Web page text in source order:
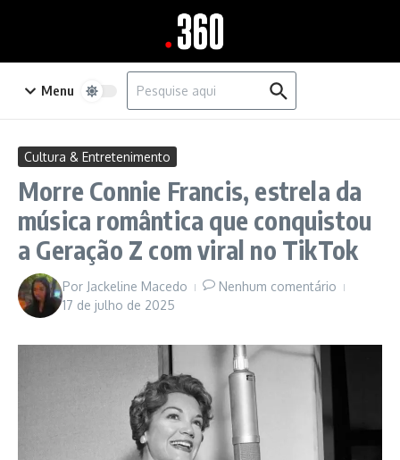
Menu
Procurar por:
Cultura & Entretenimento
Morre Connie Francis, estrela da
música romântica que conquistou
a Geração Z com viral no TikTok
Por Jackeline Macedo
Nenhum comentário
17 de julho de 2025